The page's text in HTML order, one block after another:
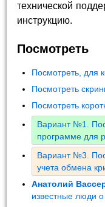
технической
инструкцию.
Посмотреть
Посмотреть, для
Посмотреть
Посмотреть
Вариант №1.
программе для
Вариант №3.
учета обмена
Анатолий
известные люди